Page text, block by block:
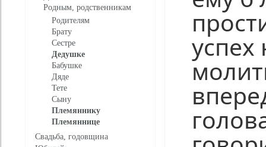
Родным, родственникам
Родителям
Брату
Сестре
Дедушке
Бабушке
Дяде
Тете
Сыну
Племяннику
Племяннице
Свадьба, годовщина
успех